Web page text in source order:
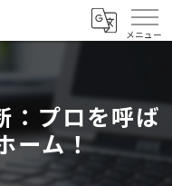
：プロを呼ば
ーム！